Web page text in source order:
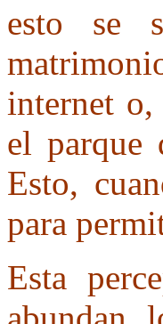
esto se
internet o,
el parque
Esto,
para
Esta